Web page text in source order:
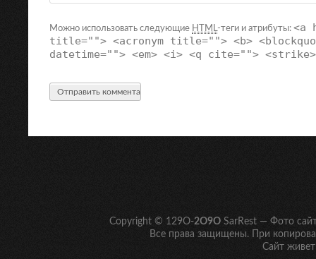
Можно использовать следующие HTML-теги и атрибуты: <a
title=""> <acronym title=""> <b>
datetime=""> <em> <i> <q cite="">
Copyright © 129O-2O9O SarRest — Фото
Все права защищены. При
Сайт живет